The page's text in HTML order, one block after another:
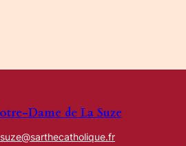
Dame de La Suze